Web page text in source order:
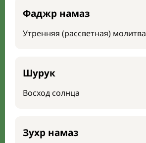
Фаджр намаз
Утренняя (рассветная) молитва
Шурук
Восход солнца
Зухр намаз